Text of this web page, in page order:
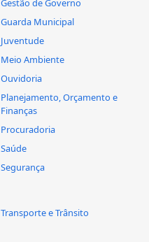
Gestão de Governo
Guarda Municipal
Juventude
Meio Ambiente
Ouvidoria
Planejamento, Orçamento e
Finanças
Procuradoria
Saúde
Segurança
Transporte e Trânsito